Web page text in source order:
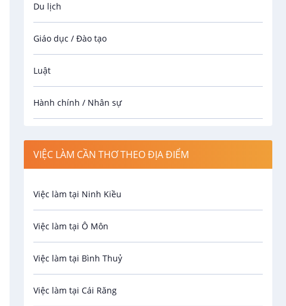
Du lịch
Giáo dục / Đào tạo
Luật
Hành chính / Nhân sự
Spa
Bảo Vệ
An toàn lao động
Bảo hiểm
Biên phiên dịch
VIỆC LÀM CẦN THƠ THEO ĐỊA ĐIỂM
Việc làm tại Ninh Kiều
Việc làm tại Ô Môn
Việc làm tại Bình Thuỷ
Việc làm tại Cái Răng